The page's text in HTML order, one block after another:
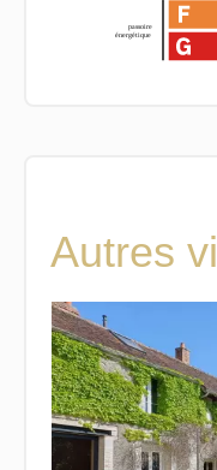
Autres